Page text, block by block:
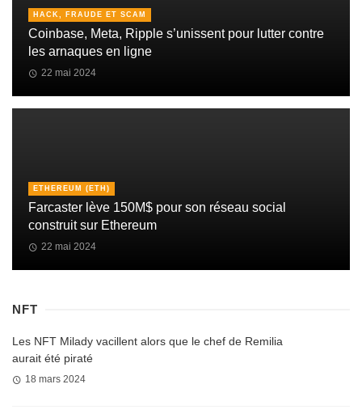
HACK, FRAUDE ET SCAM
Coinbase, Meta, Ripple s’unissent pour lutter contre
les arnaques en ligne
22 mai 2024
ETHEREUM (ETH)
Farcaster lève 150M$ pour son réseau social
construit sur Ethereum
22 mai 2024
NFT
Les NFT Milady vacillent alors que le chef de Remilia
aurait été piraté
18 mars 2024